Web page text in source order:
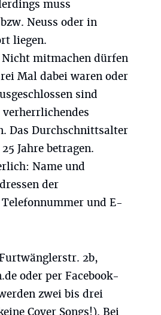
muss
Neuss oder in
liegen.
mitmachen dürfen
Mal dabei waren oder
sind
Das Durchschnittsalter
Jahre betragen.
Name und
der
und E-
2b,
oder per Facebook-
zwei bis drei
Cover Songs!). Bei